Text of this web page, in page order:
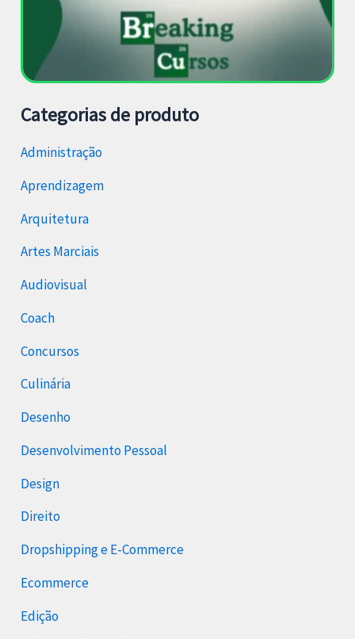
Categorias de produto
Administração
Aprendizagem
Arquitetura
Artes Marciais
Audiovisual
Coach
Concursos
Culinária
Desenho
Desenvolvimento Pessoal
Design
Direito
Dropshipping e E-Commerce
Ecommerce
Edição